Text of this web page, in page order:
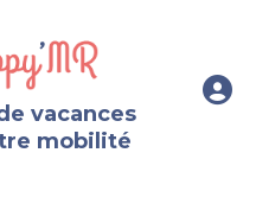
vacances
mobilité